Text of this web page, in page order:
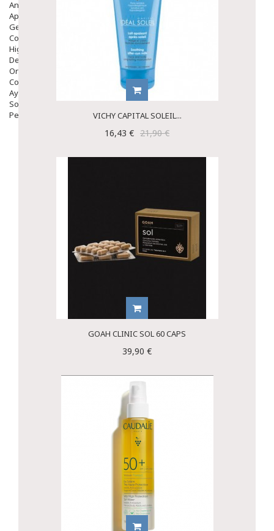
Anticonceptivos
Aparato Genital
Gente Mayor
Cosmética
Higiene
Dentales
Ortopedia
Complementos Nutricionales.
Ayudas
Solares
Pedido express
VICHY CAPITAL SOLEIL...
16,43 € 21,90 €
GOAH CLINIC SOL 60 CAPS
39,90 €